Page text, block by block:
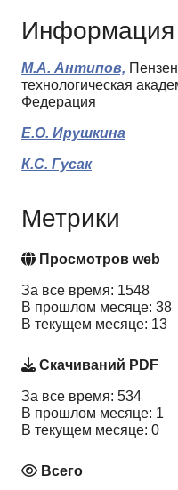
Информация
М.А. Антипов,
технологическая
Федерация
Е.О. Ирушкина
К.С. Гусак
Метрики
Просмотров web
За все время: 1548
В прошлом месяце: 38
В текущем месяце: 13
Скачиваний PDF
За все время: 534
В прошлом месяце: 1
В текущем месяце: 0
Всего